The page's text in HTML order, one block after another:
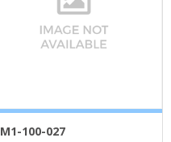
Μ1-100-027